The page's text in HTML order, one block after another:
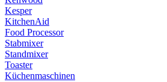
Kesper
KitchenAid
Food Processor
Stabmixer
Standmixer
Toaster
Küchenmaschinen